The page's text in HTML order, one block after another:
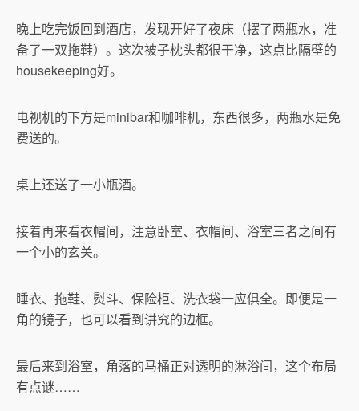
晚上吃完饭回到酒店，发现开好了夜床（摆了两瓶水，准
备了一双拖鞋）。这次被子枕头都很干净，这点比隔壁的
housekeeping好。
电视机的下方是minibar和咖啡机，东西很多，两瓶水是免
费送的。
桌上还送了一小瓶酒。
接着再来看衣帽间，注意卧室、衣帽间、浴室三者之间有
一个小的玄关。
睡衣、拖鞋、熨斗、保险柜、洗衣袋一应俱全。即便是一
角的镜子，也可以看到讲究的边框。
最后来到浴室，角落的马桶正对透明的淋浴间，这个布局
有点谜……